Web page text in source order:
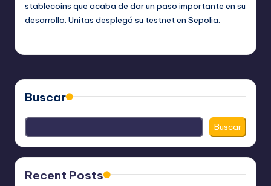
stablecoins que acaba de dar un paso importante en su
desarrollo. Unitas desplegó su testnet en Sepolia.
Buscar
Buscar
Recent Posts